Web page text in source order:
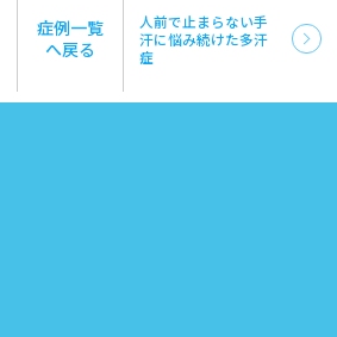
症例一覧
へ戻る
人前で止まらない手
汗に悩み続けた多汗
症